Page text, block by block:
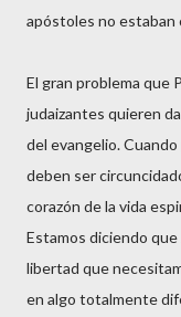
apóstoles no estaban
El gran problema que
judaizantes quieren
del evangelio.
deben ser
corazón de la vida
Estamos diciendo
libertad que
en algo totalmente